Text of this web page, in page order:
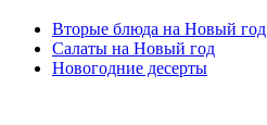
Вторые блюда на Новый год
Салаты на Новый год
Новогодние десерты